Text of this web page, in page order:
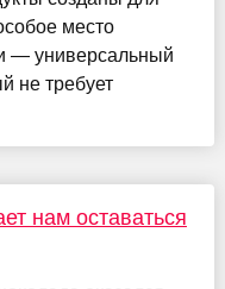
место
— универсальный
не требует
нам оставаться